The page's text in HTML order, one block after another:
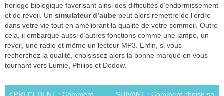
horloge biologique favorisant ainsi des difficultés d’endormissement
et de réveil. Un simulateur d’aube peut alors remettre de l’ordre
dans votre vie tout en améliorant la qualité de votre sommeil. Outre
cela, il embarque aussi d’autres fonctions comme une lampe, un
réveil, une radio et même un lecteur MP3. Enfin, si vous
recherchez la qualité, choisissez alors la bonne marque en vous
tournant vers Lumie, Philips et Dodow.